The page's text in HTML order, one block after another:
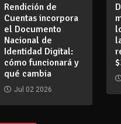
Rendición de
Cuentas incorpora
el Documento
Nacional de
Identidad Digital:
cómo funcionará y
qué cambia
Jul 02 2026